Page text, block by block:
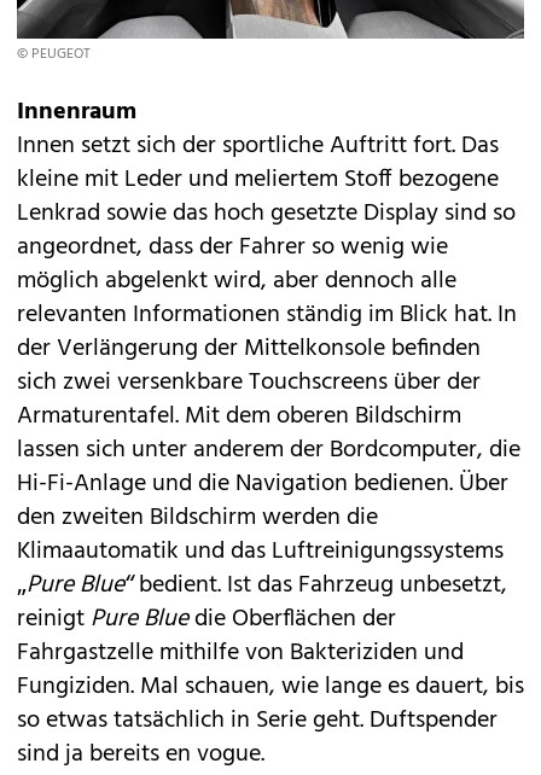
© PEUGEOT
Innenraum
Innen setzt sich der sportliche Auftritt fort. Das
kleine mit Leder und meliertem Stoff bezogene
Lenkrad sowie das hoch gesetzte Display sind so
angeordnet, dass der Fahrer so wenig wie
möglich abgelenkt wird, aber dennoch alle
relevanten Informationen ständig im Blick hat. In
der Verlängerung der Mittelkonsole befinden
sich zwei versenkbare Touchscreens über der
Armaturentafel. Mit dem oberen Bildschirm
lassen sich unter anderem der Bordcomputer, die
Hi-Fi-Anlage und die Navigation bedienen. Über
den zweiten Bildschirm werden die
Klimaautomatik und das Luftreinigungssystems
„Pure Blue“bedient. Ist das Fahrzeug unbesetzt,
reinigtPure Bluedie Oberflächen der
Fahrgastzelle mithilfe von Bakteriziden und
Fungiziden. Mal schauen, wie lange es dauert, bis
so etwas tatsächlich in Serie geht. Duftspender
sind ja bereits en vogue.